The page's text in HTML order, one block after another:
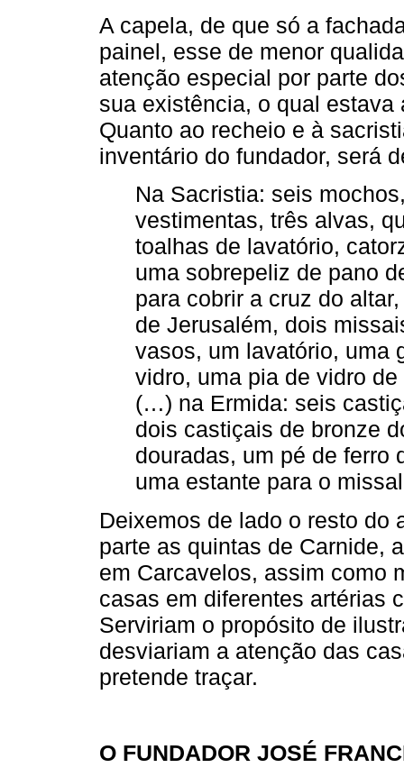
A capela, de que só a
painel, esse de menor
atenção especial por parte
sua existência, o qual
Quanto ao recheio e à
inventário do fundador, será
Na Sacristia: seis
vestimentas, três alvas,
toalhas de lavatório,
uma sobrepeliz de pano
para cobrir a cruz do
de Jerusalém, dois
vasos, um lavatório, uma
vidro, uma pia de vidro
(…) na Ermida: seis
dois castiçais de bronze
douradas, um pé de ferro
uma estante para o
Deixemos de lado o resto do
parte as quintas de Carnide,
em Carcavelos, assim como
casas em diferentes artérias
Serviriam o propósito de
desviariam a atenção das
pretende traçar.
O FUNDADOR JOSÉ